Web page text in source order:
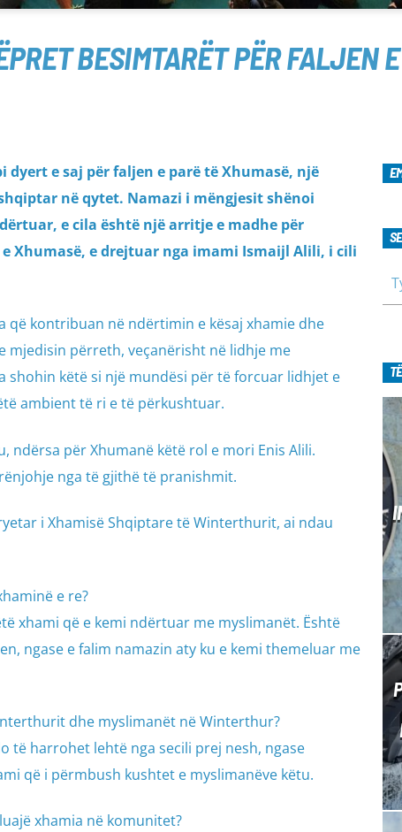
BESIMTARËT PËR FALJEN
e saj për faljen e parë të Xhumasë, një
në qytet. Namazi i mëngjesit shënoi
e cila është një arritje e madhe për
Xhumasë, e drejtuar nga imami Ismaijl Alili, i cili
që kontribuan në ndërtimin e kësaj xhamie dhe
përreth, veçanërisht në lidhje me
këtë si një mundësi për të forcuar lidhjet e
ambient të ri e të përkushtuar.
ndërsa për Xhumanë këtë rol e mori Enis Alili.
nga të gjithë të pranishmit.
i Xhamisë Shqiptare të Winterthurit, ai ndau
e re?
xhami që e kemi ndërtuar me myslimanët. Është
ngase e falim namazin aty ku e kemi themeluar me
dhe myslimanët në Winterthur?
të harrohet lehtë nga secili prej nesh, ngase
që i përmbush kushtet e myslimanëve këtu.
xhamia në komunitet?